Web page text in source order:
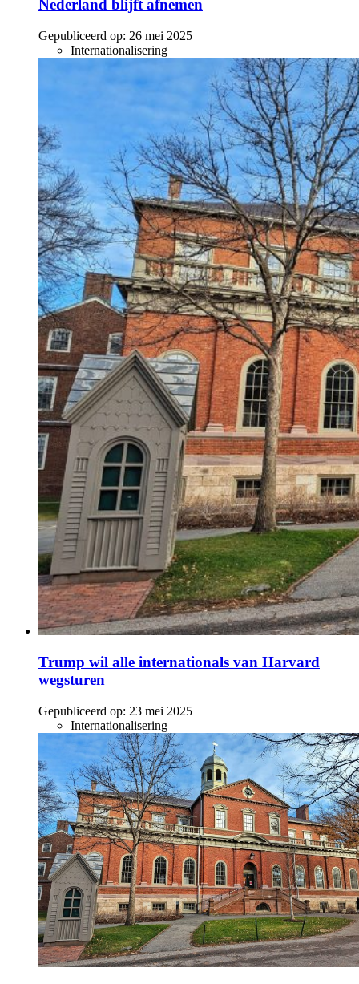
Nederland blijft afnemen
Gepubliceerd op: 26 mei 2025
Internationalisering
Trump wil alle internationals van Harvard
wegsturen
Gepubliceerd op: 23 mei 2025
Internationalisering